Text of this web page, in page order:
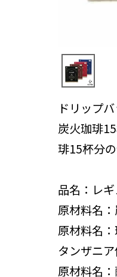
ドリップ
炭火珈琲
琲15杯分
品名：レギ
原材料名
原材料名
タンザニア
原材料名